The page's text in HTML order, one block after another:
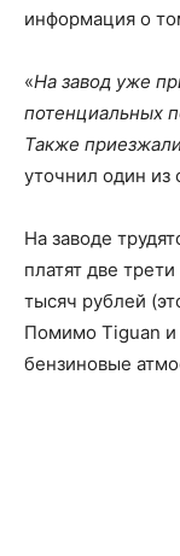
информация о
«На завод уже
потенциальных
Также
уточнил один из
На заводе
платят две
тысяч рублей
Помимо Tiguan и
бензиновые